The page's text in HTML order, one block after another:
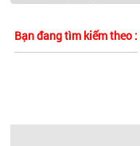
Bạn đang tìm kiếm theo :